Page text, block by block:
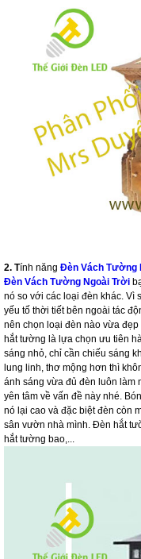
2. Tính năng Đèn Vách Tường
Đèn Vách Tường Ngoài Trời
nó so với các loại đèn khác. Vì
yếu tố thời tiết bên ngoài tác
nên chọn loại đèn nào vừa
hắt tường là lựa chọn ưu tiên
sáng nhỏ, chỉ cần chiếu sáng
lung linh, thơ mộng hơn thì
ánh sáng vừa đủ đèn luôn làm
yên tâm về vấn đề này nhé.
nó lại cao và đặc biệt đèn còn
sân vườn nhà mình. Đèn hắt
hắt tường bao,...